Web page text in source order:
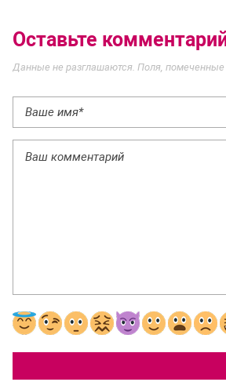
Оставьте
Данные не разглашаются. Поля, помеченные